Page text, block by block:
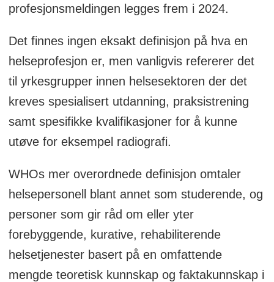
profesjonsmeldingen legges frem i 2024.
Det finnes ingen eksakt definisjon på hva en
helseprofesjon er, men vanligvis refererer det
til yrkesgrupper innen helsesektoren der det
kreves spesialisert utdanning, praksistrening
samt spesifikke kvalifikasjoner for å kunne
utøve for eksempel radiografi.
WHOs mer overordnede definisjon omtaler
helsepersonell blant annet som studerende, og
personer som gir råd om eller yter
forebyggende, kurative, rehabiliterende
helsetjenester basert på en omfattende
mengde teoretisk kunnskap og faktakunnskap i